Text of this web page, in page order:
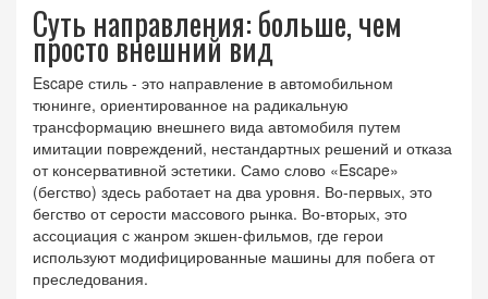
Суть направления: больше, чем
просто внешний вид
Escape стиль - это направление в автомобильном
тюнинге, ориентированное на радикальную
трансформацию внешнего вида автомобиля путем
имитации повреждений, нестандартных решений и отказа
от консервативной эстетики. Само слово «Escape»
(бегство) здесь работает на два уровня. Во-первых, это
бегство от серости массового рынка. Во-вторых, это
ассоциация с жанром экшен-фильмов, где герои
используют модифицированные машины для побега от
преследования.